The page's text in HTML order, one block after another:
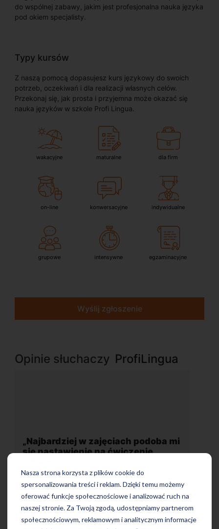
Nasza strona korzysta z plików cookie do
spersonalizowania treści i reklam. Dzięki temu możemy
oferować funkcje społecznościowe i analizować ruch na
naszej stronie. Za Twoją zgodą, udostępniamy partnerom
społecznościowym, reklamowym i analitycznym informacje
do wspólnej zabawy, jakim jest profesjonalna nauka języka
pod okiem specjalisty.
Typy kursów
Z naszą pomocą dopasujesz kurs językowy do swoich
potrzeb, oczekiwań i dla realizacji własnych celów.
Przekonaj się, jak prosta i przyjemna może okazać się
nauka języków w szkole Profi Lingua.
wakacyjne maturalne dla firm
on-line konwersacyjne indywidualne
grupowe intensywne egzaminacyjne
Wyślij zgłoszenie
Opinie słuchaczy ProfiLingua
„Wygodna, nowoczesna szkoła
położona w dogodnej lokalizacji”